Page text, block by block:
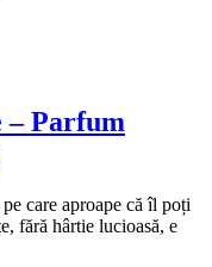
– Parfum
care aproape că îl poți
fără hârtie lucioasă, e